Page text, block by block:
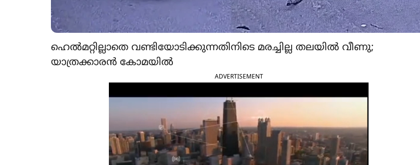
ഹെൽമറ്റില്ലാതെ വണ്ടിയോടിക്കുന്നതിനിടെ മരച്ചില്ല തലയിൽ വീണു;
യാത്രക്കാരൻ കോമയിൽ
ADVERTISEMENT